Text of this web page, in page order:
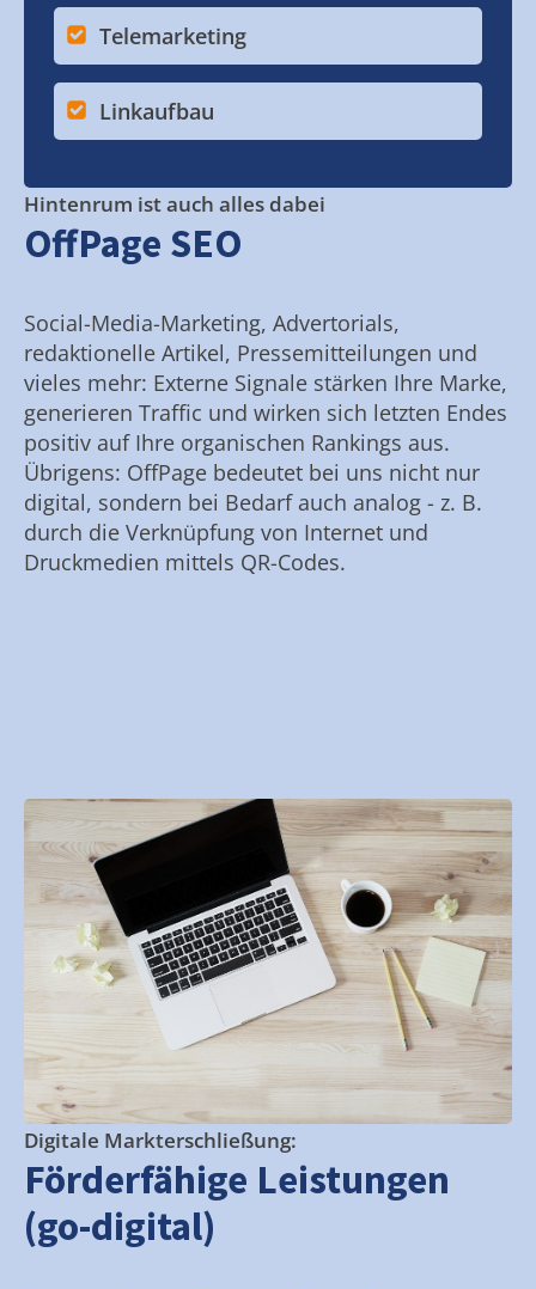
Telemarketing
Linkaufbau
Hintenrum ist auch alles dabei
OffPage SEO
Social-Media-Marketing, Advertorials,
redaktionelle Artikel, Pressemitteilungen und
vieles mehr: Externe Signale stärken Ihre Marke,
generieren Traffic und wirken sich letzten Endes
positiv auf Ihre organischen Rankings aus.
Übrigens: OffPage bedeutet bei uns nicht nur
digital, sondern bei Bedarf auch analog - z. B.
durch die Verknüpfung von Internet und
Druckmedien mittels QR-Codes.
Digitale Markterschließung:
Förderfähige Leistungen
(go-digital)